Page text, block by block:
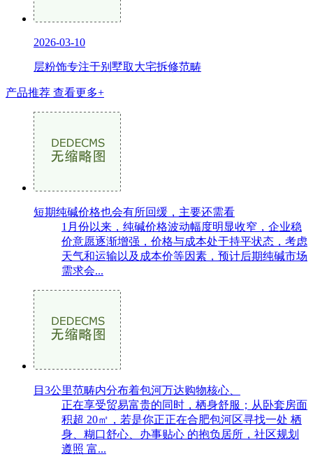
2026-03-10
层粉饰专注于别墅取大宅拆修范畴
产品推荐 查看更多+
短期纯碱价格也会有所回缓，主要还需看
1月份以来，纯碱价格波动幅度明显收窄，企业稳
价意愿逐渐增强，价格与成本处于持平状态，考虑
天气和运输以及成本价等因素，预计后期纯碱市场
需求会...
目3公里范畴内分布着包河万达购物核心、
正在享受贸易富贵的同时，栖身舒服；从卧套房面
积超 20㎡，若是你正正在合肥包河区寻找一处 栖
身、糊口舒心、办事贴心 的抱负居所，社区规划
遵照 富...